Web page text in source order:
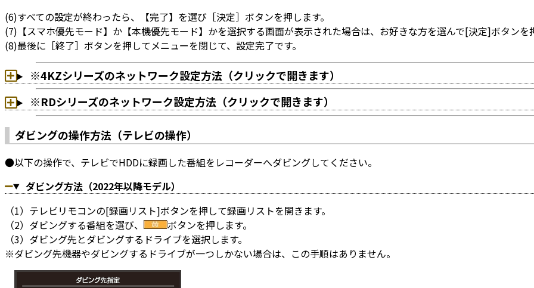
(6)すべての設定が終わったら、【完了】を選び［決定］ボタンを押します。
(7)【スマホ優先モード】か【本機優先モード】かを選択する画面が表示された場合は、お好きな方を選んで[決定]ボタンを
(8)最後に［終了］ボタンを押してメニューを閉じて、設定完了です。
※4KZシリーズのネットワーク設定方法（クリックで開きます）
※RDシリーズのネットワーク設定方法（クリックで開きます）
ダビングの操作方法（テレビの操作）
●以下の操作で、テレビでHDDに録画した番組をレコーダーへダビングしてください。
ダビング方法（2022年以降モデル）
（1）テレビリモコンの[録画リスト]ボタンを押して録画リストを開きます。
（2）ダビングする番組を選び、
ボタンを押します。
（3）ダビング先とダビングするドライブを選択します。
※ダビング先機器やダビングするドライブが一つしかない場合は、この手順はありません。